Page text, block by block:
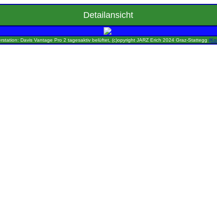
Detailansicht
Davis Vantage Pro 2 tagesaktiv belüftet, (c)opyright JARZ Erich 2024 Graz-Stattegg